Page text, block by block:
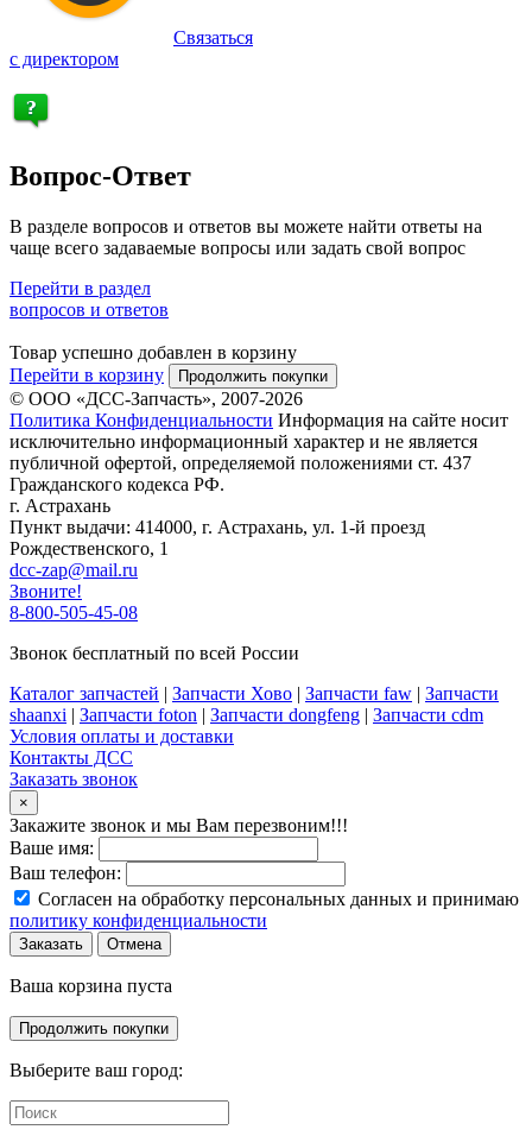
Связаться
с директором
Вопрос-Ответ
В разделе вопросов и ответов вы можете найти ответы на
чаще всего задаваемые вопросы или задать свой вопрос
Перейти в раздел
вопросов и ответов
Товар успешно добавлен в корзину
Перейти в корзину
Продолжить покупки
© ООО «ДСС-Запчасть», 2007-2026
Политика Конфиденциальности Информация на сайте носит
исключительно информационный характер и не является
публичной офертой, определяемой положениями ст. 437
Гражданского кодекса РФ.
г. Астрахань
Пункт выдачи: 414000, г. Астрахань, ул. 1-й проезд
Рождественского, 1
dcc-zap@mail.ru
Звоните!
8-800-505-45-08
Звонок бесплатный по всей России
Каталог запчастей | Запчасти Хово | Запчасти faw | Запчасти
shaanxi | Запчасти foton | Запчасти dongfeng | Запчасти cdm
Условия оплаты и доставки
Контакты ДСС
Заказать звонок
×
Закажите звонок и мы Вам перезвоним!!!
Ваше имя:
Ваш телефон:
Согласен на обработку персональных данных и принимаю
политику конфиденциальности
Заказать Отмена
Ваша корзина пуста
Продолжить покупки
Выберите ваш город: